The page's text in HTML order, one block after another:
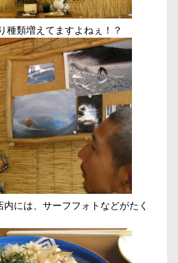
種類増えてますよねぇ！？
内には、サーフフォトなどがたく